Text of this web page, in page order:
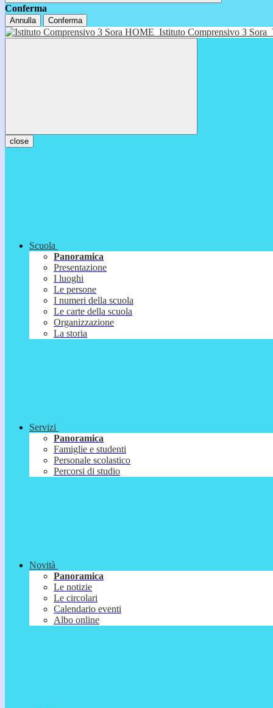
Conferma
Annulla Conferma
HOME Istituto Comprensivo 3 Sora
close
Scuola
Panoramica
Presentazione
I luoghi
Le persone
I numeri della scuola
Le carte della scuola
Organizzazione
La storia
Servizi
Panoramica
Famiglie e studenti
Personale scolastico
Percorsi di studio
Novità
Panoramica
Le notizie
Le circolari
Calendario eventi
Albo online